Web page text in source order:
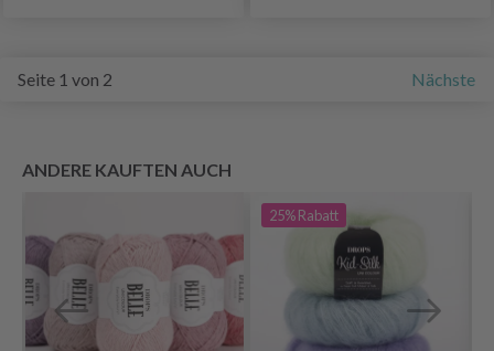
Seite 1 von 2 Nächste
ANDERE KAUFTEN AUCH
25%Rabatt